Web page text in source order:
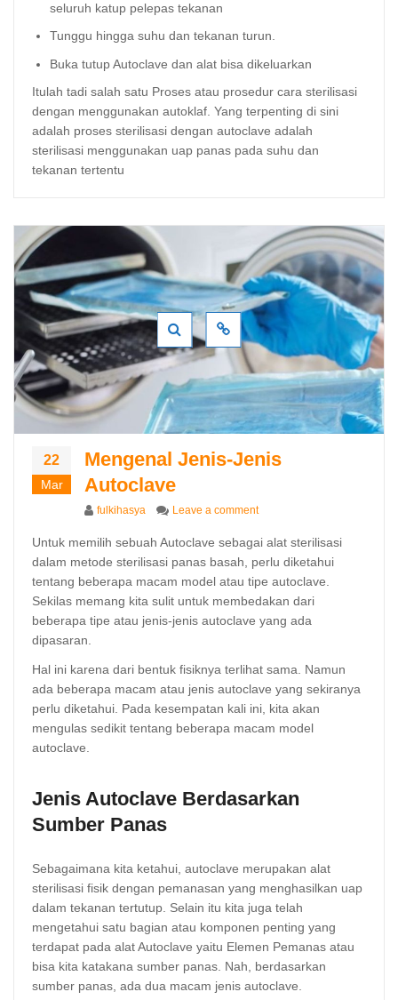
seluruh katup pelepas tekanan
Tunggu hingga suhu dan tekanan turun.
Buka tutup Autoclave dan alat bisa dikeluarkan
Itulah tadi salah satu Proses atau prosedur cara sterilisasi
dengan menggunakan autoklaf. Yang terpenting di sini
adalah proses sterilisasi dengan autoclave adalah
sterilisasi menggunakan uap panas pada suhu dan
tekanan tertentu
22
Mar
Mengenal Jenis-Jenis
Autoclave
Author
fulkihasya Leave a commenton Mengenal Jenis-Jenis
Untuk memilih sebuah Autoclave sebagai alat sterilisasi
dalam metode sterilisasi panas basah, perlu diketahui
tentang beberapa macam model atau tipe autoclave.
Sekilas memang kita sulit untuk membedakan dari
beberapa tipe atau jenis-jenis autoclave yang ada
dipasaran.
Hal ini karena dari bentuk fisiknya terlihat sama. Namun
ada beberapa macam atau jenis autoclave yang sekiranya
perlu diketahui. Pada kesempatan kali ini, kita akan
mengulas sedikit tentang beberapa macam model
autoclave.
Jenis Autoclave Berdasarkan
Sumber Panas
Sebagaimana kita ketahui, autoclave merupakan alat
sterilisasi fisik dengan pemanasan yang menghasilkan uap
dalam tekanan tertutup. Selain itu kita juga telah
mengetahui satu bagian atau komponen penting yang
terdapat pada alat Autoclave yaitu Elemen Pemanas atau
bisa kita katakana sumber panas. Nah, berdasarkan
sumber panas, ada dua macam jenis autoclave.